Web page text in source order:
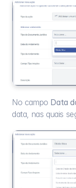
No campo Data
data, nas quais